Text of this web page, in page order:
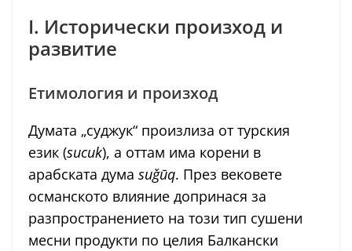
I. Исторически произход и
развитие
Етимология и произход
Думата „суджук“ произлиза от турския
език (sucuk), а оттам има корени в
арабската дума suǧūq. През вековете
османското влияние допринася за
разпространението на този тип сушени
месни продукти по целия Балкански